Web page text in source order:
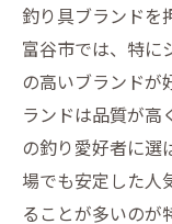
ス術
日常的
プロが
汚れと
保管時
定期的
釣り具ブランドを
富谷市では、特に
の高いブランドが
ランドは品質が高
の釣り愛好者に選
場でも安定した人
ることが多いのが